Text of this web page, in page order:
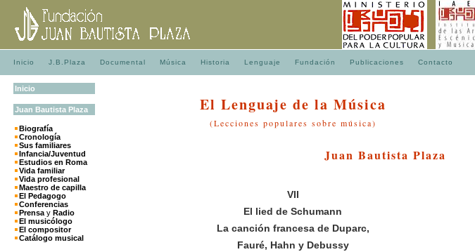
Inicio J.B.Plaza Documental Música Historia Lenguaje Fundación Publicaciones Contacto
Inicio
Juan Bautista Plaza
Biografía
Cronología
Sus familiares
Infancia/Juventud
Estudios en Roma
Vida familiar
Vida profesional
Maestro de capilla
El Pedagogo
Conferencias
Prensa y Radio
El musicólogo
El compositor
Catálogo musical
El Lenguaje de la Música
(Lecciones populares sobre música)
Juan Bautista Plaza
VII
El lied de Schumann
La canción francesa de Duparc,
Fauré, Hahn y Debussy